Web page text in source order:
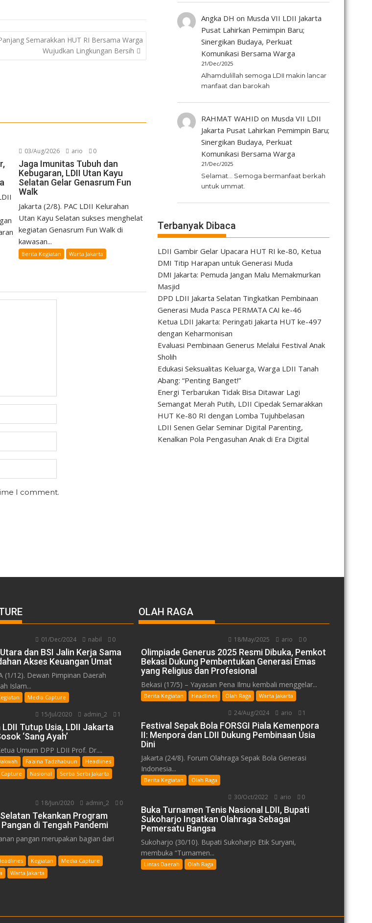
Semarakkan HUT RI Bersama Warga
Wujudkan Lingkungan Bersih
03/Aug/2026 ario 0
Jaga Imunitas Tubuh dan
Kebugaran, LDII Utan Kayu
Selatan Gelar Genasrum Fun
Walk
Jakarta (2/8). PAC LDII Kelurahan
Utan Kayu Selatan sukses menghelat
kegiatan Genasrum Fun Walk di
kawasan...
Berita Kegiatan Warta Jakarta
I comment.
Angka DH on Musda VII LDII Jakarta
Pusat Lahirkan Pemimpin Baru;
Sinergikan Budaya, Perkuat
Komunikasi Bersama Warga
21/Dec/2025
Alhamdulillah semoga LDII makin lancar
manfaat dan barokah
RAHMAT WAHID on Musda VII LDII
Jakarta Pusat Lahirkan Pemimpin Baru;
Sinergikan Budaya, Perkuat
Komunikasi Bersama Warga
21/Dec/2025
Selamat... Semoga bermanfaat berkah
untuk ummat.
Terbanyak Dibaca
LDII Gambir Gelar Upacara HUT RI ke-80, Ketua
DMI Titip Harapan untuk Generasi Muda
DMI Jakarta: Pemuda Jangan Malu Memakmurkan
Masjid
DPD LDII Jakarta Selatan Tingkatkan Pembinaan
Generasi Muda Pasca PERMATA CAI ke-46
Ketua LDII Jakarta: Peringati Jakarta HUT ke-497
dengan Keharmonisan
Evaluasi Pembinaan Generus Melalui Festival Anak
Sholih
Edukasi Seksualitas Keluarga, Warga LDII Tanah
Abang: “Penting Banget!”
Energi Terbarukan Tidak Bisa Ditawar Lagi
Semangat Merah Putih, LDII Cipedak Semarakkan
HUT Ke-80 RI dengan Lomba Tujuhbelasan
LDII Senen Gelar Seminar Digital Parenting,
Kenalkan Pola Pengasuhan Anak di Era Digital
01/Dec/2024 nabil 0
dan BSI Jalin Kerja Sama
Akses Keuangan Umat
(1/12). Dewan Pimpinan Daerah
Islam...
Media Capture
15/Jul/2020 admin_2 1
Tutup Usia, LDII Jakarta
‘Sang Ayah’
Umum DPP LDII Prof. Dr....
Fa'aina Tadzhabuun
Headlines
Nasional
Serba Serbi Jakarta
18/Jun/2020 admin_2 0
Tekankan Program
di Tengah Pandemi
pangan merupakan bagian dari
Kegiatan
Media Capture
Warta Jakarta
OLAH RAGA
18/May/2025 ario 0
Olimpiade Generus 2025 Resmi Dibuka, Pemkot
Bekasi Dukung Pembentukan Generasi Emas
yang Religius dan Profesional
Bekasi (17/5) – Yayasan Pena Ilmu kembali menggelar...
Berita Kegiatan Headlines Olah Raga Warta Jakarta
24/Aug/2024 ario 1
Festival Sepak Bola FORSGI Piala Kemenpora
II: Menpora dan LDII Dukung Pembinaan Usia
Dini
Jakarta (24/8). Forum Olahraga Sepak Bola Generasi
Indonesia...
Berita Kegiatan Olah Raga
30/Oct/2022 ario 0
Buka Turnamen Tenis Nasional LDII, Bupati
Sukoharjo Ingatkan Olahraga Sebagai
Pemersatu Bangsa
Sukoharjo (30/10). Bupati Sukoharjo Etik Suryani,
membuka “Turnamen...
Lintas Daerah Olah Raga